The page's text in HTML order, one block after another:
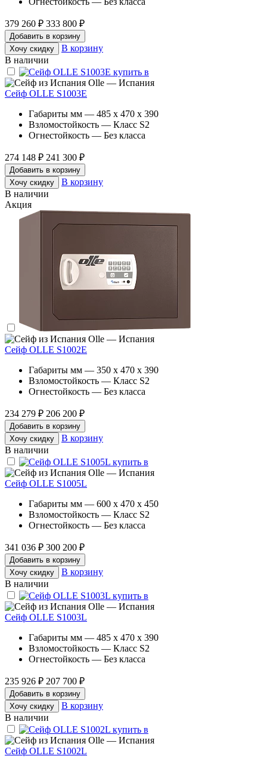
379 260 ₽ 333 800 ₽
Добавить в корзину
Хочу скидку
В корзину
В наличии
Olle — Испания
Сейф OLLE S1003E
Габариты мм — 485 x 470 x 390
Взломостойкость — Класс S2
Огнестойкость — Без класса
274 148 ₽ 241 300 ₽
Добавить в корзину
Хочу скидку
В корзину
В наличии
Акция
Olle — Испания
Сейф OLLE S1002E
Габариты мм — 350 x 470 x 390
Взломостойкость — Класс S2
Огнестойкость — Без класса
234 279 ₽ 206 200 ₽
Добавить в корзину
Хочу скидку
В корзину
В наличии
Olle — Испания
Сейф OLLE S1005L
Габариты мм — 600 x 470 x 450
Взломостойкость — Класс S2
Огнестойкость — Без класса
341 036 ₽ 300 200 ₽
Добавить в корзину
Хочу скидку
В корзину
В наличии
Olle — Испания
Сейф OLLE S1003L
Габариты мм — 485 x 470 x 390
Взломостойкость — Класс S2
Огнестойкость — Без класса
235 926 ₽ 207 700 ₽
Добавить в корзину
Хочу скидку
В корзину
В наличии
Olle — Испания
Сейф OLLE S1002L